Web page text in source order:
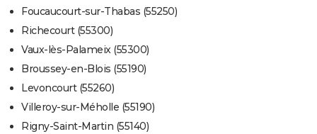
Foucaucourt-sur-Thabas (55250)
Richecourt (55300)
Vaux-lès-Palameix (55300)
Broussey-en-Blois (55190)
Levoncourt (55260)
Villeroy-sur-Méholle (55190)
Rigny-Saint-Martin (55140)